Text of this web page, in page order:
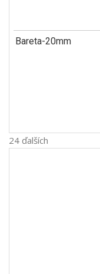
Bareta-20mm
24 ďalších